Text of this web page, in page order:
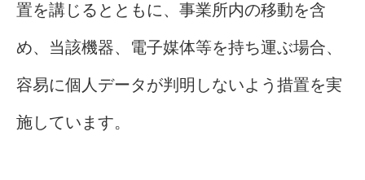
置を講じるとともに、事業所内の移動を含
め、当該機器、電子媒体等を持ち運ぶ場合、
容易に個人データが判明しないよう措置を実
施しています。